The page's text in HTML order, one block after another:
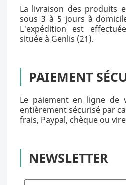
La livraison des produits
sous 3 à 5 jours à
L'expédition est
située à Genlis (21).
PAIEMENT
Le paiement en ligne de
entièrement sécurisé par
frais, Paypal, chèque ou
NEWSLETTER